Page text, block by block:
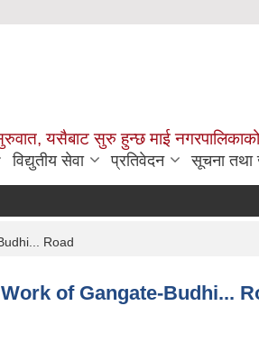
यसैबाट सुरु हुन्छ माई
विद्युतीय सेवा प्रतिवेदन सूचना तथा
Road
of Gangate-Budhi...